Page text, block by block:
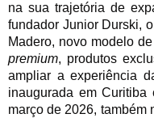
na sua trajetória de
fundador Junior Durski,
Madero, novo modelo
premium, produtos
ampliar a experiência
inaugurada em
março de 2026, também